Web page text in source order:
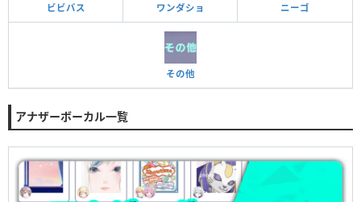
ビビバス ワンダショ ニーゴ
その他
アナザーボーカル一覧